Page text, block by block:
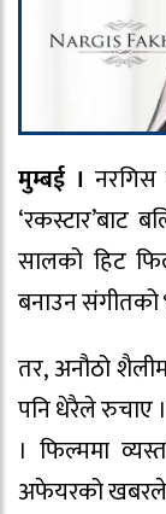
मुम्बई ।
‘रकस्टार’बाट
सालको हिट
बनाउन संगीतको
तर, अनौठो
पनि धेरैले रुचाए
। फिल्ममा
अफेयरको खबरले